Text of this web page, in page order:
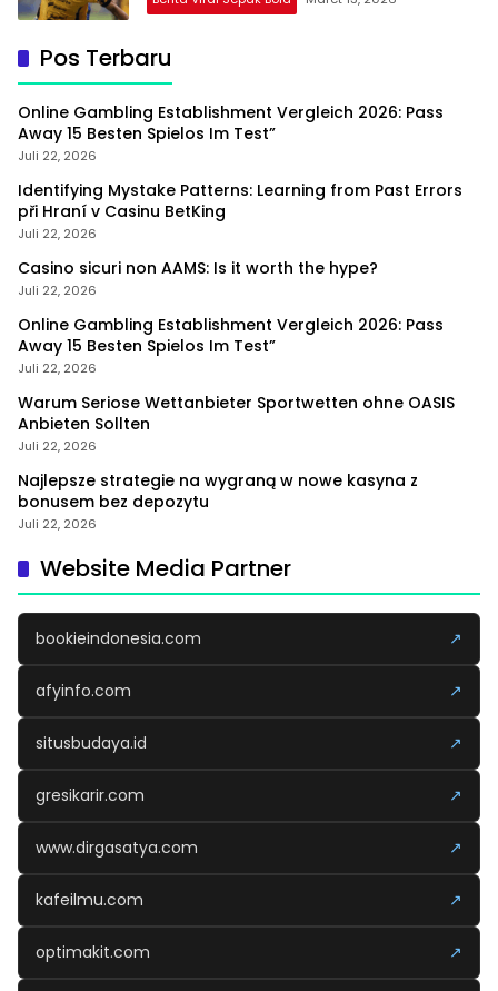
Pos Terbaru
Online Gambling Establishment Vergleich 2026: Pass
Away 15 Besten Spielos Im Test”
Juli 22, 2026
Identifying Mystake Patterns: Learning from Past Errors
při Hraní v Casinu BetKing
Juli 22, 2026
Casino sicuri non AAMS: Is it worth the hype?
Juli 22, 2026
Online Gambling Establishment Vergleich 2026: Pass
Away 15 Besten Spielos Im Test”
Juli 22, 2026
Warum Seriose Wettanbieter Sportwetten ohne OASIS
Anbieten Sollten
Juli 22, 2026
Najlepsze strategie na wygraną w nowe kasyna z
bonusem bez depozytu
Juli 22, 2026
Website Media Partner
bookieindonesia.com ↗
afyinfo.com ↗
situsbudaya.id ↗
gresikarir.com ↗
www.dirgasatya.com ↗
kafeilmu.com ↗
optimakit.com ↗